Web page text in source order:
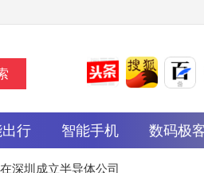
行 智能手机 数码极
圳成立半导体公司